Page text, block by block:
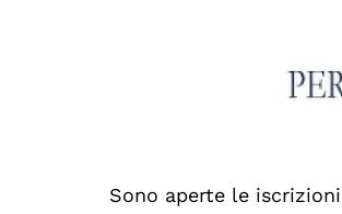
Sono aperte le